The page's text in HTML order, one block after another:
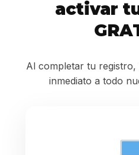
activar
Al completar tu registro,
inmediato a todo